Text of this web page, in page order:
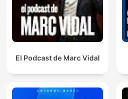
El Podcast de Marc Vidal